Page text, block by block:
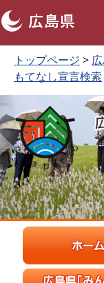
ペ
の
先
頭
で
す
。
本
読
む
トップページ >
もてなし宣言検索